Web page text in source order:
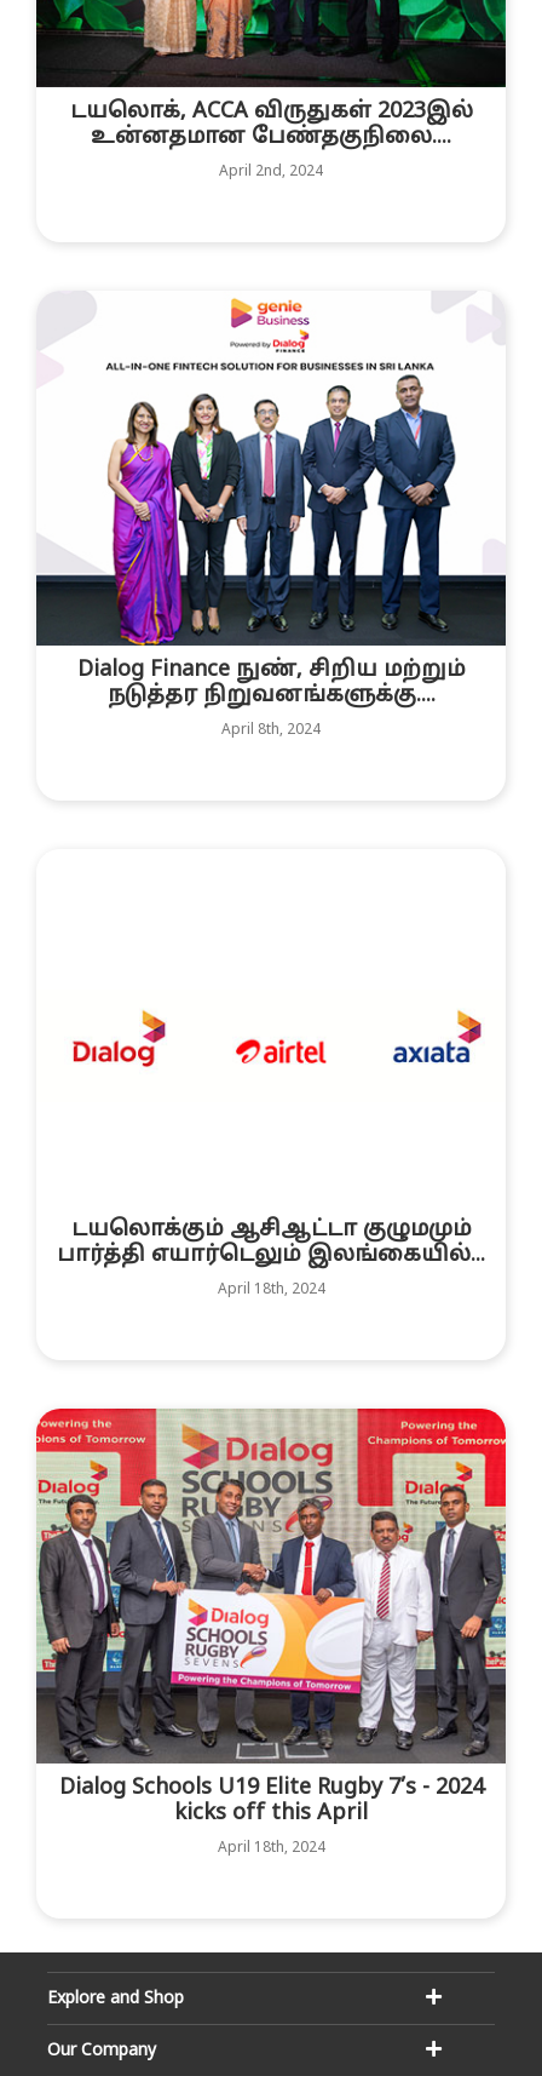
டயலொக், ACCA விருதுகள் 2023இல்
உன்னதமான பேண்தகுநிலை....
April 2nd, 2024
Dialog Finance நுண், சிறிய மற்றும்
நடுத்தர நிறுவனங்களுக்கு....
April 8th, 2024
டயலொக்கும் ஆசிஆட்டா குழுமமும்
பார்த்தி எயார்டெலும் இலங்கையில்...
April 18th, 2024
Dialog Schools U19 Elite Rugby 7’s - 2024
kicks off this April
April 18th, 2024
Explore and Shop
Our Company